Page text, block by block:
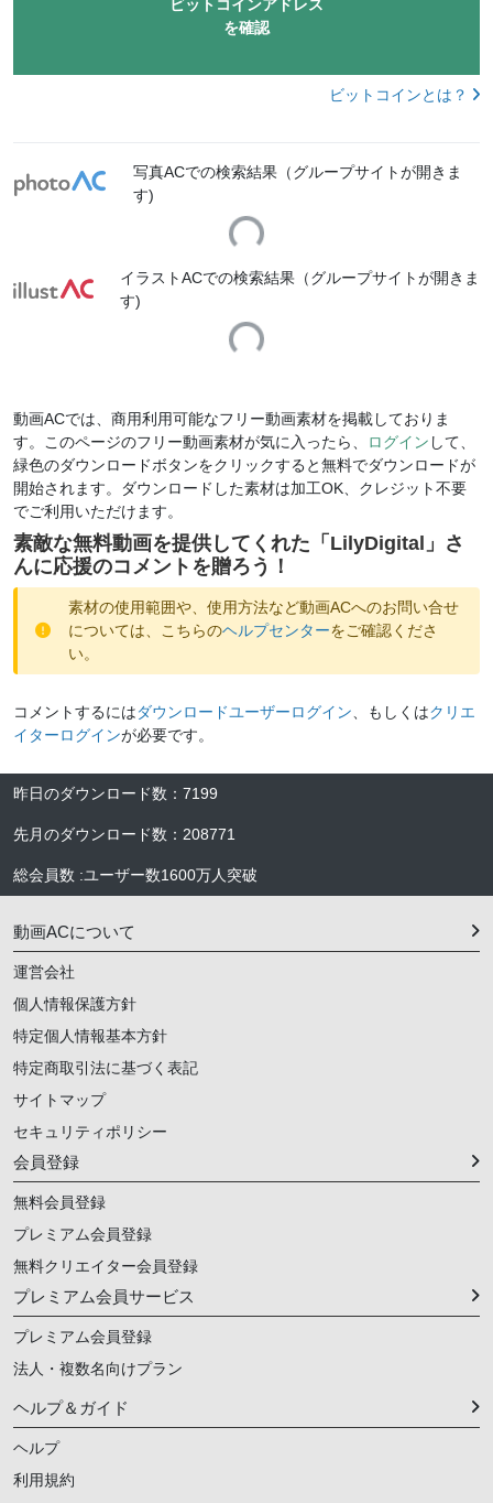
ビットコインアドレス
を確認
ビットコインとは？
写真ACでの検索結果（グループサイトが開きま
す)
Loading...
イラストACでの検索結果（グループサイトが開きま
す)
Loading...
動画ACでは、商用利用可能なフリー動画素材を掲載しておりま
す。このページのフリー動画素材が気に入ったら、
ログイン して、
緑色のダウンロードボタンをクリックすると無料でダウンロードが
開始されます。ダウンロードした素材は加工OK、クレジット不要
でご利用いただけます。
素敵な無料動画を提供してくれた「 LilyDigital 」さ
んに応援のコメントを贈ろう！
素材の使用範囲や、使用方法など動画ACへのお問い合せ
については、こちらのヘルプセンターをご確認くださ
い。
コメントするにはダウンロードユーザーログイン 、もしくはクリエ
イターログインが必要です。
昨日のダウンロード数 ： 7199
先月のダウンロード数 ： 208771
総会員数 :ユーザー数1600万人 突破
動画ACについて
運営会社
個人情報保護方針
特定個人情報基本方針
特定商取引法に基づく表記
サイトマップ
セキュリティポリシー
会員登録
無料会員登録
プレミアム会員登録
無料クリエイター会員登録
プレミアム会員サービス
プレミアム会員登録
法人・複数名向けプラン
ヘルプ＆ガイド
ヘルプ
利用規約